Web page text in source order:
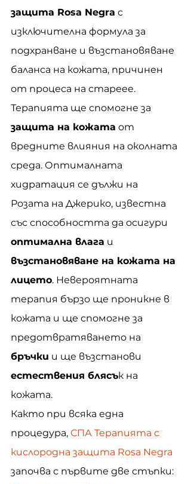
защита Rosa Negra с
изключителна формула за
подхранване и възстановяване
баланса на кожата, причинен
от процеса на стареее.
Терапията ще спомогне за
защита на кожата от
вредните влияния на околната
среда. Оптималната
хидратация се дължи на
Розата на Джерико, известна
със способността да осигури
оптимална влага и
възстановяване на кожата на
лицето. Невероятната
терапия бързо ще проникне в
кожата и ще спомогне за
предотвратяването на
бръчки и ще възстанови
естествения блясък на
кожата.
Както при всяка една
процедура, СПА Терапията с
кислородна защита Rosa Negra
започва с първите две стъпки: